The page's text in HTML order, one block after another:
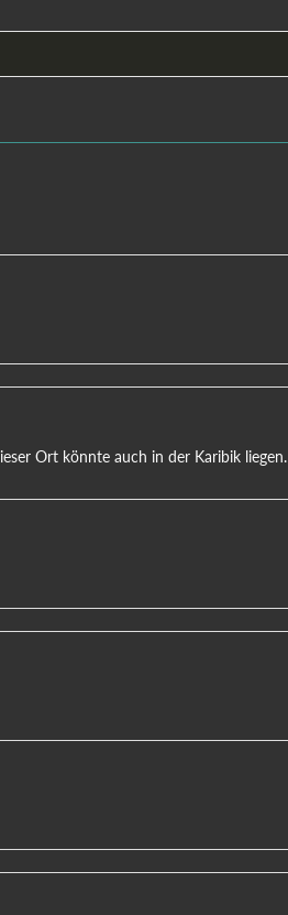
Ort könnte auch in der Karibik liegen.